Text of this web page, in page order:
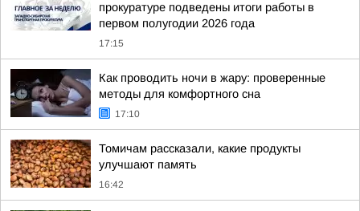
прокуратуре подведены итоги работы в
первом полугодии 2026 года
17:15
Как проводить ночи в жару: проверенные
методы для комфортного сна
17:10
Томичам рассказали, какие продукты
улучшают память
16:42